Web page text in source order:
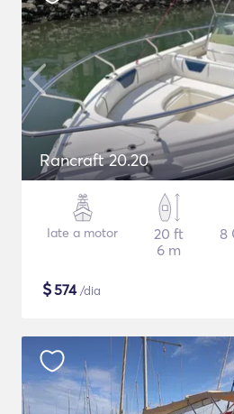
Rancraft 20.20
Iate a motor
20 ft
6 m
8
$574/dia